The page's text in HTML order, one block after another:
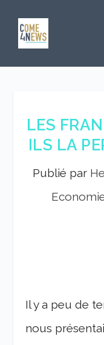
LES
ILS LA
Publié par
Il y a peu de
nous